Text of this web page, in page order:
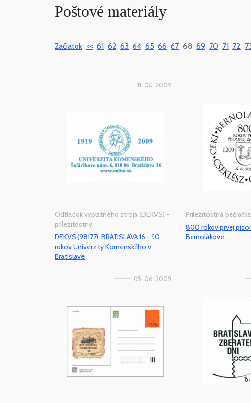
Poštové materiály
Začiatok << 61 62 63 64 65 66 67 68 69 70 71 72
11. 06. 2009 -
Odtlačok výplatného stroja (DEKVS) -
príležitostný
DEKVS (98177): BRATISLAVA 16 - 90
rokov Univerzity Komenského v
Bratislave
Príležitostná pečiatka
800 rokov prvej
Bernolákove
05. 06. 2009 -